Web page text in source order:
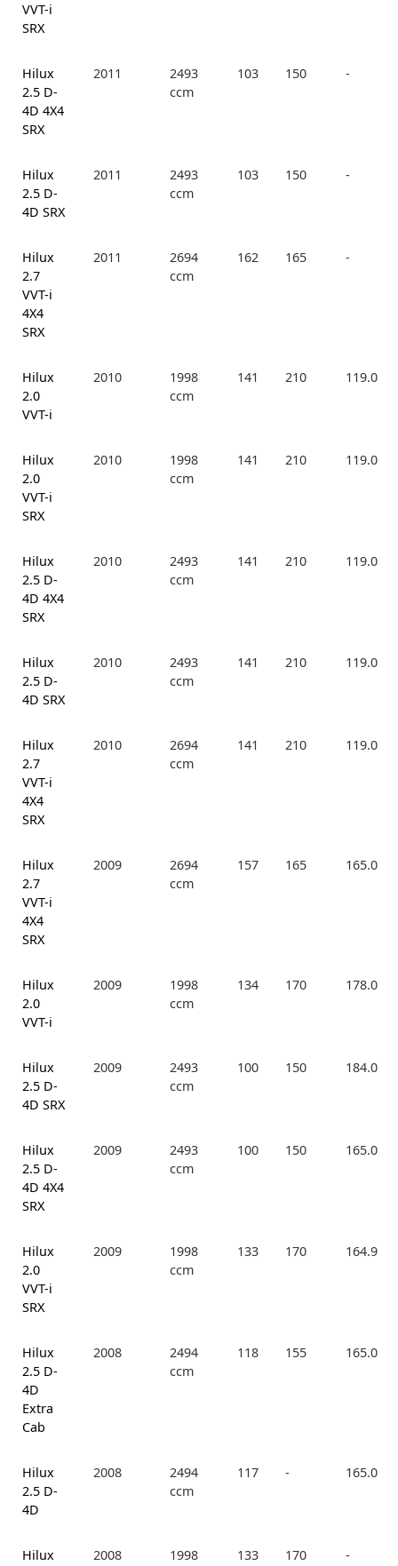
VVT-i
SRX
Hilux
2.5 D-
4D 4X4
SRX
2011
2493
ccm
103 150 -
Hilux
2.5 D-
4D SRX
2011
2493
ccm
103 150 -
Hilux
2.7
VVT-i
4X4
SRX
2011
2694
ccm
162 165 -
Hilux
2.0
VVT-i
2010
1998
ccm
141 210 119.0
Hilux
2.0
VVT-i
SRX
2010
1998
ccm
141 210 119.0
Hilux
2.5 D-
4D 4X4
SRX
2010
2493
ccm
141 210 119.0
Hilux
2.5 D-
4D SRX
2010
2493
ccm
141 210 119.0
Hilux
2.7
VVT-i
4X4
SRX
2010
2694
ccm
141 210 119.0
Hilux
2.7
VVT-i
4X4
SRX
2009
2694
ccm
157 165 165.0
Hilux
2.0
VVT-i
2009
1998
ccm
134 170 178.0
Hilux
2.5 D-
4D SRX
2009
2493
ccm
100 150 184.0
Hilux
2.5 D-
4D 4X4
SRX
2009
2493
ccm
100 150 165.0
Hilux
2.0
VVT-i
SRX
2009
1998
ccm
133 170 164.9
Hilux
2.5 D-
4D
Extra
Cab
2008
2494
ccm
118 155 165.0
Hilux
2.5 D-
4D
2008
2494
ccm
117 - 165.0
Hilux
2008
1998
133 170 -